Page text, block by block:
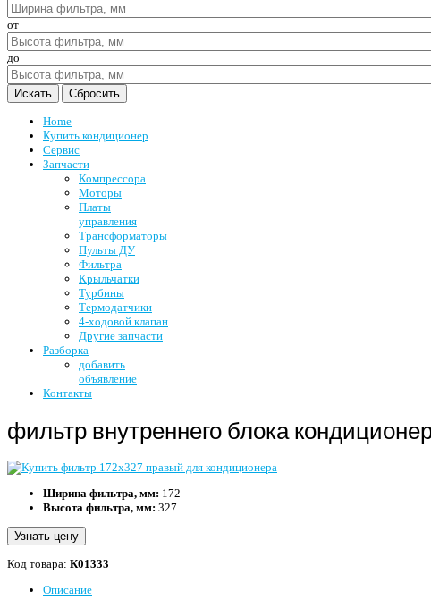
от
до
Home
Купить кондиционер
Сервис
Запчасти
Компрессора
Моторы
Платы
управления
Трансформаторы
Пульты ДУ
Фильтра
Крыльчатки
Турбины
Термодатчики
4-ходовой клапан
Другие запчасти
Разборка
добавить
объявление
Контакты
фильтр внутреннего блока
Ширина фильтра, мм: 172
Высота фильтра, мм: 327
Узнать цену
Код товара: К01333
Описание